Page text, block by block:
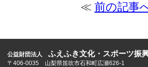
≪ 前の記事
公益財団法人 ふえふき文化・スポーツ振
〒406-0035 山梨県笛吹市石和町広瀬626-1